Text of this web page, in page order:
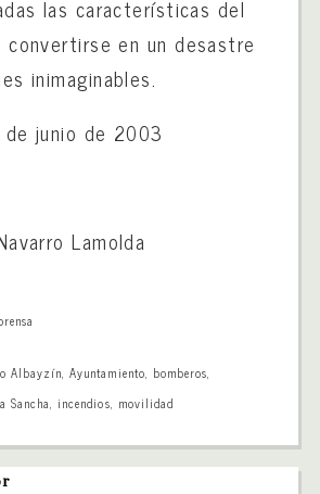
las características del
convertirse en un desastre
inimaginables.
junio de 2003
Lamolda
Albayzín,Ayuntamiento, bomberos,
Sancha, incendios, movilidad